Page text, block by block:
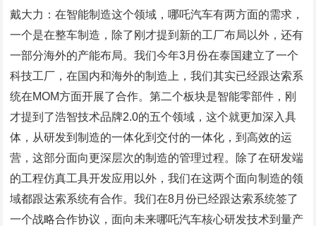
戴大力：在智能制造这个领域，哪吒汽车有两方面的需求，
一个是在整车制造，除了刚才提到新的工厂布局以外，还有
一部分海外的产能布局。我们今年3月份在泰国建立了一个
科技工厂，在国内和海外的制造上，我们其实已经跟达索系
统在MOM方面开展了合作。第二个板块是智能零部件，刚
才提到了浩智技术品牌2.0的五个领域，这个就更加深入具
体，从研发到制造的一体化到交付的一体化，到高效的运
营，这部分面向更深层次的制造的管理过程。除了在研发端
的工程仿真工具开发应用以外，我们在这两个面向制造的领
域都跟达索系统有合作。我们在8月份已经跟达索系统签了
一个战略合作协议，面向未来哪吒汽车核心研发技术到量产